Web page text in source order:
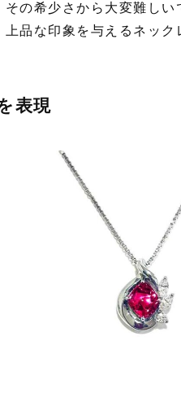
の希少さから大変難し
品な印象を与えるネック
表現